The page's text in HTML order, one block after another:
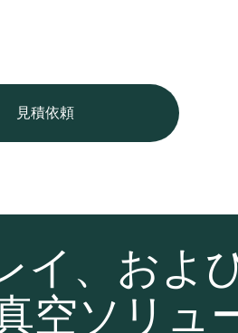
見積依頼
イ、およ
空ソリュ